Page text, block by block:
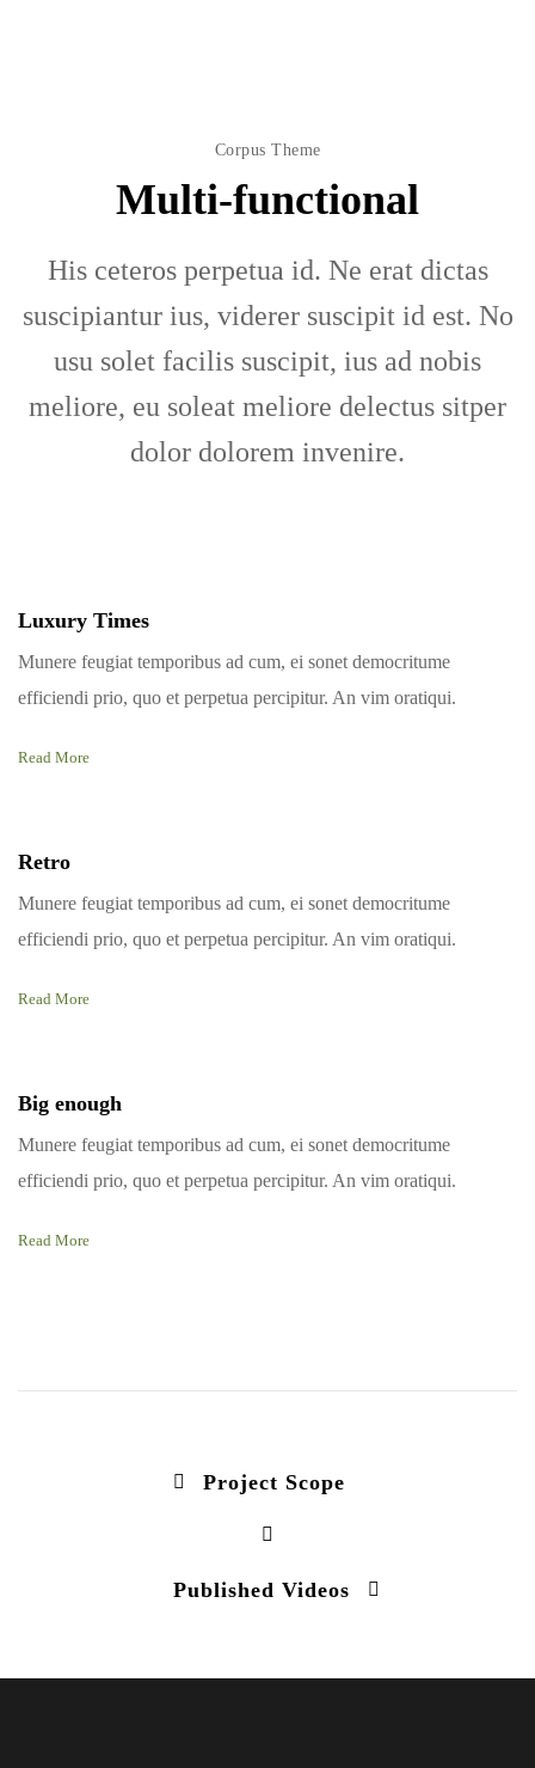
Corpus Theme
Multi-functional
His ceteros perpetua id. Ne erat dictas
suscipiantur ius, viderer suscipit id est. No
usu solet facilis suscipit, ius ad nobis
meliore, eu soleat meliore delectus sitper
dolor dolorem invenire.
Luxury Times
Munere feugiat temporibus ad cum, ei sonet democritume
efficiendi prio, quo et perpetua percipitur. An vim oratiqui.
Read More
Retro
Munere feugiat temporibus ad cum, ei sonet democritume
efficiendi prio, quo et perpetua percipitur. An vim oratiqui.
Read More
Big enough
Munere feugiat temporibus ad cum, ei sonet democritume
efficiendi prio, quo et perpetua percipitur. An vim oratiqui.
Read More
Project Scope
Published Videos